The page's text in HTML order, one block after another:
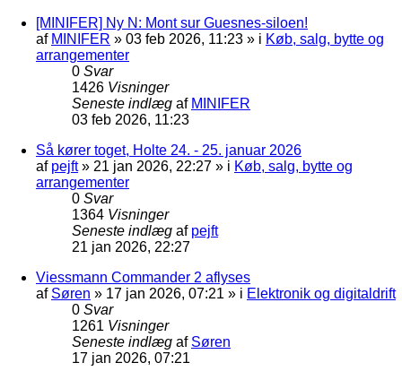
[MINIFER] Ny N: Mont sur Guesnes-siloen!
af MINIFER » 03 feb 2026, 11:23 » i Køb, salg, bytte og
arrangementer
0 Svar
1426 Visninger
Seneste indlæg af MINIFER
03 feb 2026, 11:23
Så kører toget, Holte 24. - 25. januar 2026
af pejft» 21 jan 2026, 22:27 » i Køb, salg, bytte og
arrangementer
0 Svar
1364 Visninger
Seneste indlæg af pejft
21 jan 2026, 22:27
Viessmann Commander 2 aflyses
af Søren » 17 jan 2026, 07:21 » i Elektronik og digitaldrift
0 Svar
1261 Visninger
Seneste indlæg af Søren
17 jan 2026, 07:21